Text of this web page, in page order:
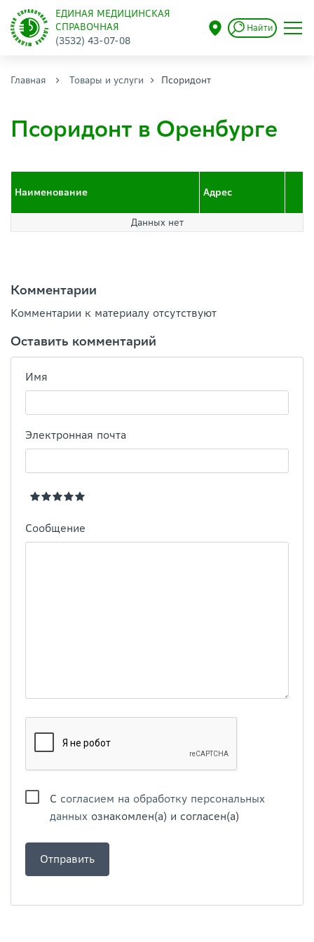
ЕДИНАЯ МЕДИЦИНСКАЯ
СПРАВОЧНАЯ
(3532) 43-07-08
Найти
Главная Товары и услуги Псоридонт
Псоридонт в Оренбурге
Наименование Адрес
Данных нет
Комментарии
Комментарии к материалу отсутствуют
Оставить комментарий
Имя
Электронная почта
Сообщение
С согласием на обработку персональных
данных ознакомлен(а) и согласен(а)